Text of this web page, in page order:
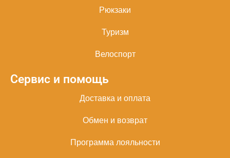
Рюкзаки
Туризм
Велоспорт
Сервис и помощь
Доставка и оплата
Обмен и возврат
Программа лояльности